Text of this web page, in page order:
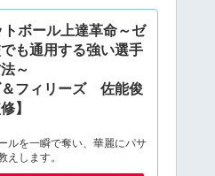
ボール上達革命～ゼ
も通用する強い選手
～
＆フィリーズ 佐能俊
】
ルを一瞬で奪い、華麗にパサ
えします。